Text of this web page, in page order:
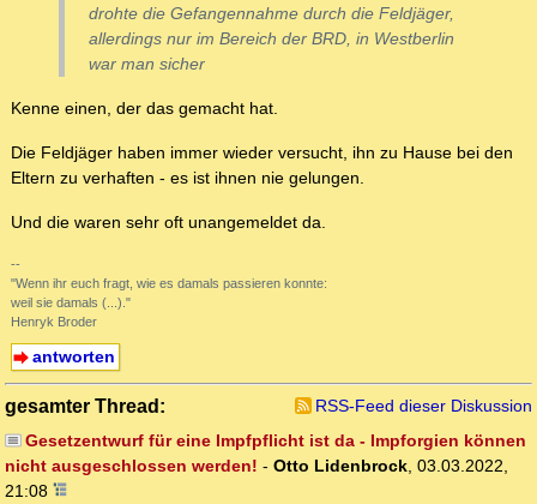
drohte die Gefangennahme durch die Feldjäger,
allerdings nur im Bereich der BRD, in Westberlin
war man sicher
Kenne einen, der das gemacht hat.
Die Feldjäger haben immer wieder versucht, ihn zu Hause bei den
Eltern zu verhaften - es ist ihnen nie gelungen.
Und die waren sehr oft unangemeldet da.
--
"Wenn ihr euch fragt, wie es damals passieren konnte:
weil sie damals (...)."
Henryk Broder
antworten
gesamter Thread:
RSS-Feed dieser Diskussion
Gesetzentwurf für eine Impfpflicht ist da - Impforgien können
nicht ausgeschlossen werden! - Otto Lidenbrock, 03.03.2022,
21:08